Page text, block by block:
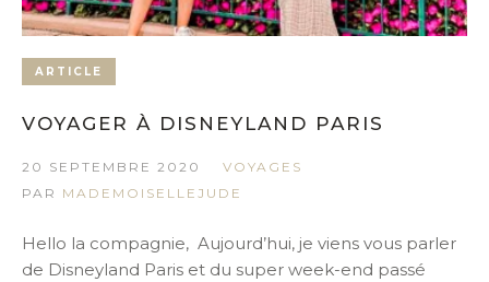
ARTICLE
VOYAGER À DISNEYLAND PARIS
20 SEPTEMBRE 2020
VOYAGES
PAR MADEMOISELLEJUDE
Hello la compagnie, Aujourd’hui, je viens vous parler
de Disneyland Paris et du super week-end passé